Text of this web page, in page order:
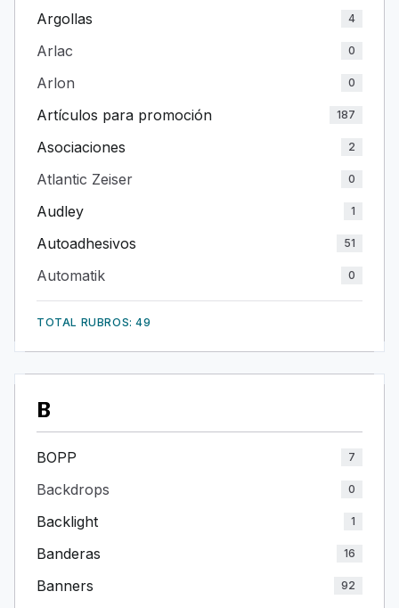
Argollas 4
Arlac 0
Arlon 0
Artículos para promoción 187
Asociaciones 2
Atlantic Zeiser 0
Audley 1
Autoadhesivos 51
Automatik 0
TOTAL RUBROS: 49
B
BOPP 7
Backdrops 0
Backlight 1
Banderas 16
Banners 92